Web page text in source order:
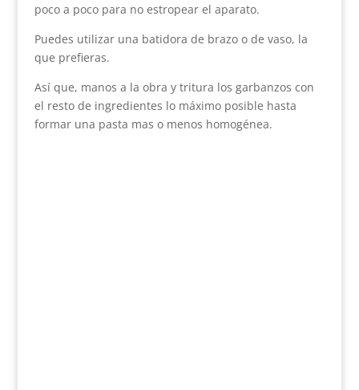
poco a poco para no estropear el aparato.
Puedes utilizar una batidora de brazo o de vaso, la
que prefieras.
Así que, manos a la obra y tritura los garbanzos con
el resto de ingredientes lo máximo posible hasta
formar una pasta mas o menos homogénea.